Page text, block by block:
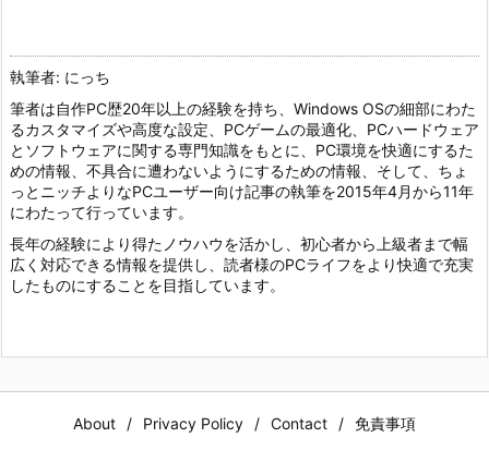
執筆者: にっち
筆者は自作PC歴20年以上の経験を持ち、Windows OSの細部にわた
るカスタマイズや高度な設定、PCゲームの最適化、PCハードウェア
とソフトウェアに関する専門知識をもとに、PC環境を快適にするた
めの情報、不具合に遭わないようにするための情報、そして、ちょ
っとニッチよりなPCユーザー向け記事の執筆を2015年4月から11年
にわたって行っています。
長年の経験により得たノウハウを活かし、初心者から上級者まで幅
広く対応できる情報を提供し、読者様のPCライフをより快適で充実
したものにすることを目指しています。
About Privacy Policy Contact 免責事項